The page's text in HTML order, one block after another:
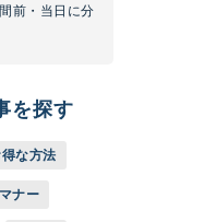
前・当日に分
を探す
得な方法
ナー